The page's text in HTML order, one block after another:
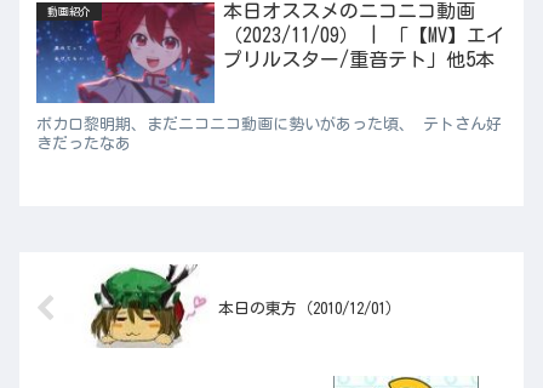
動画紹介
本日オススメのニコニコ動画
（2023/11/09） | 「【MV】エイ
プリルスター/重音テト」他5本
ボカロ黎明期、まだニコニコ動画に勢いがあった頃、 テトさん好
きだったなあ
本日の東方（2010/12/01）